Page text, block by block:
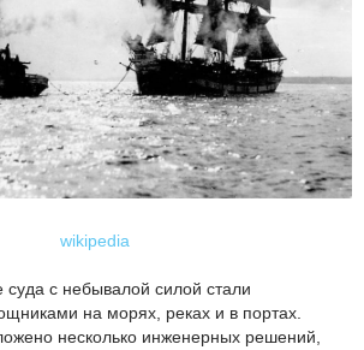
wikipedia
с небывалой силой стали
на морях, реках и в портах.
несколько инженерных решений,